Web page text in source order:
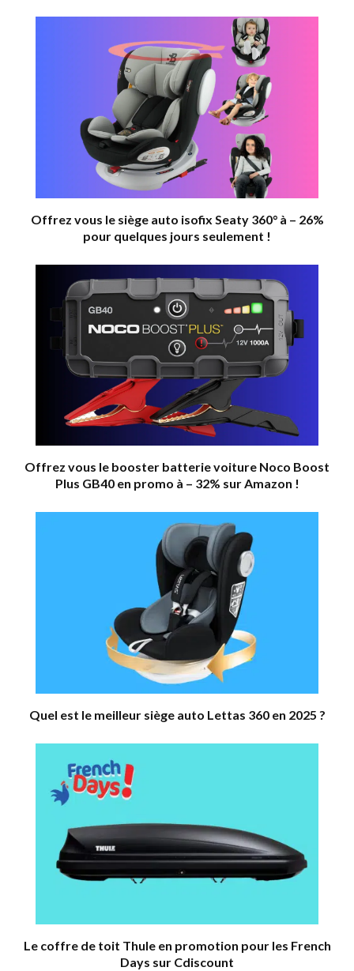
Offrez vous le siège auto isofix Seaty 360° à – 26%
pour quelques jours seulement !
Offrez vous le booster batterie voiture Noco Boost
Plus GB40 en promo à – 32% sur Amazon !
Quel est le meilleur siège auto Lettas 360 en 2025 ?
Le coffre de toit Thule en promotion pour les French
Days sur Cdiscount